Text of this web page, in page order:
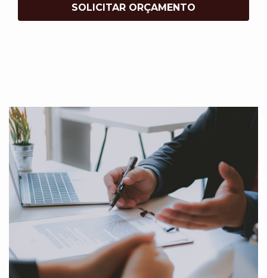
SOLICITAR ORÇAMENTO